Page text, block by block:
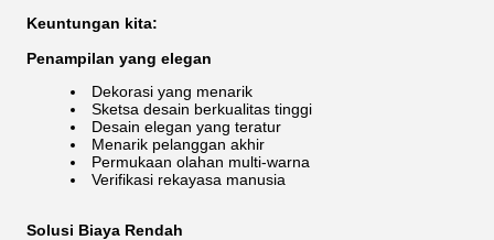
Keuntungan kita:
Penampilan yang elegan
Dekorasi yang menarik
Sketsa desain berkualitas tinggi
Desain elegan yang teratur
Menarik pelanggan akhir
Permukaan olahan multi-warna
Verifikasi rekayasa manusia
Solusi Biaya Rendah